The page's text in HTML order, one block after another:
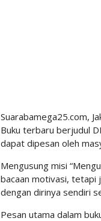
Suarabamega25.com,
Buku terbaru berjudul
dapat dipesan oleh
Mengusung misi
bacaan motivasi, tetapi
dengan dirinya sendiri
Pesan utama dalam